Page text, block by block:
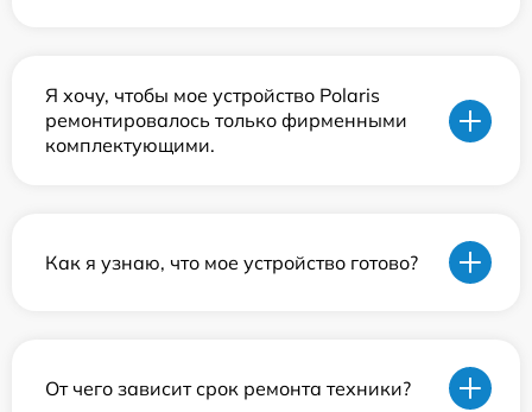
Я хочу, чтобы мое устройство Polaris
ремонтировалось только фирменными
комплектующими.
Как я узнаю, что мое устройство готово?
От чего зависит срок ремонта техники?